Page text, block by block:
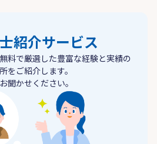
紹介サービス
料で厳選した豊富な経験と実績の
をご紹介します。
聞かせください。